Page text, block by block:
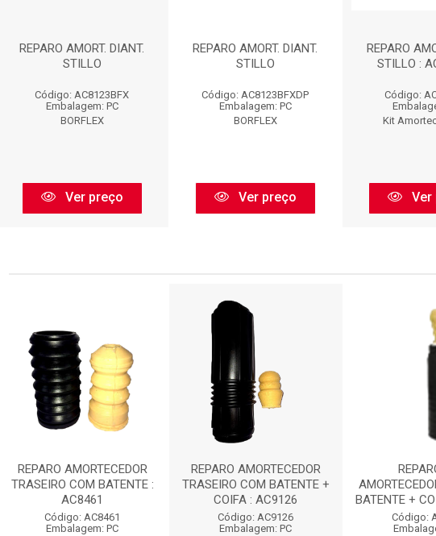
REPARO AMORT. DIANT.
STILLO
Código: AC8123BFX
Embalagem: PC
BORFLEX
Ver preço
REPARO AMORT. DIANT.
STILLO
Código: AC8123BFXDP
Embalagem: PC
BORFLEX
Ver preço
REPARO
STILLO :
Código:
Kit
Ver
REPARO AMORTECEDOR
TRASEIRO COM BATENTE :
AC8461
Código: AC8461
Embalagem: PC
REPARO AMORTECEDOR
TRASEIRO COM BATENTE +
COIFA : AC9126
Código: AC9126
Embalagem: PC
BATENTE +
Código: